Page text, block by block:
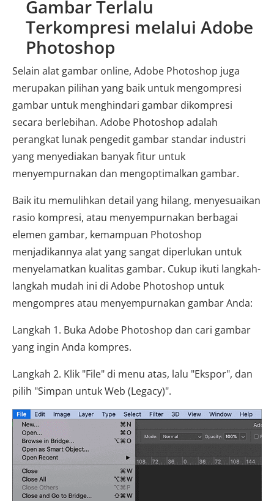
Gambar Terlalu
Terkompresi melalui Adobe
Photoshop
Selain alat gambar online, Adobe Photoshop juga
merupakan pilihan yang baik untuk mengompresi
gambar untuk menghindari gambar dikompresi
secara berlebihan. Adobe Photoshop adalah
perangkat lunak pengedit gambar standar industri
yang menyediakan banyak fitur untuk
menyempurnakan dan mengoptimalkan gambar.
Baik itu memulihkan detail yang hilang, menyesuaikan
rasio kompresi, atau menyempurnakan berbagai
elemen gambar, kemampuan Photoshop
menjadikannya alat yang sangat diperlukan untuk
menyelamatkan kualitas gambar. Cukup ikuti langkah-
langkah mudah ini di Adobe Photoshop untuk
mengompres atau menyempurnakan gambar Anda:
Langkah 1. Buka Adobe Photoshop dan cari gambar
yang ingin Anda kompres.
Langkah 2. Klik "File" di menu atas, lalu "Ekspor", dan
pilih "Simpan untuk Web (Legacy)".